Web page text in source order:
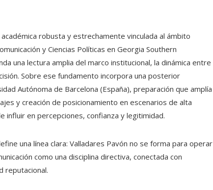
robusta y estrechamente vinculada al ámbito
y Ciencias Políticas en Georgia Southern
una lectura amplia del marco institucional, la dinámica entre
Sobre ese fundamento incorpora una posterior
Autónoma de Barcelona (España), preparación que amplía
y creación de posicionamiento en escenarios de alta
influir en percepciones, confianza y legitimidad.
una línea clara: Valladares Pavón no se forma para operar
como una disciplina directiva, conectada con
reputacional.